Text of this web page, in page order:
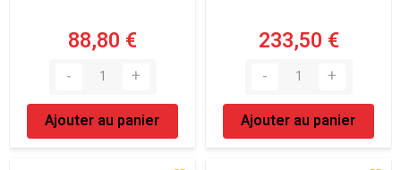
88,80 €
Ajouter au panier
233,50 €
Ajouter au panier